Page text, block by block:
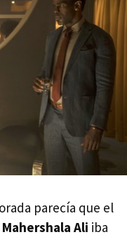
parecía que el
Mahershala Ali iba